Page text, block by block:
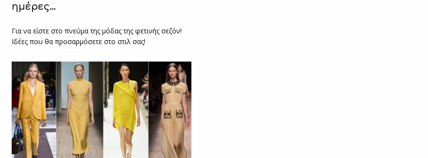
ημέρες…
Για να είστε στο πνεύμα της μόδας της φετινής σεζόν!
Ιδέες που θα προσαρμόσετε στο στιλ σας!